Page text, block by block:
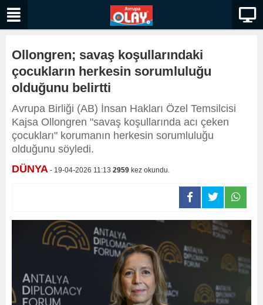
Ollongren; savaş koşullarındaki
çocukların herkesin sorumluluğu
olduğunu belirtti
Avrupa Birliği (AB) İnsan Hakları Özel Temsilcisi
Kajsa Ollongren "savaş koşullarında acı çeken
çocukları" korumanın herkesin sorumluluğu
olduğunu söyledi.
DÜNYA - 19-04-2026 11:13 2959 kez okundu.